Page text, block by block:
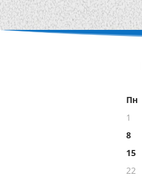
Пн
1
8
15
22